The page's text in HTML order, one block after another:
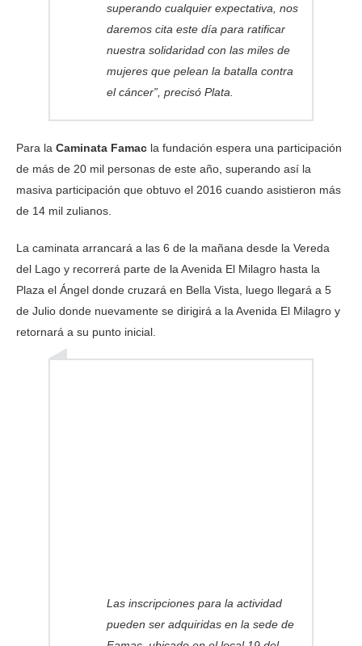
superando cualquier expectativa, nos
daremos cita este día para ratificar
nuestra solidaridad con las miles de
mujeres que pelean la batalla contra
el cáncer”, precisó Plata.
Para la Caminata Famac la fundación espera una participación
de más de 20 mil personas de este año, superando así la
masiva participación que obtuvo el 2016 cuando asistieron más
de 14 mil zulianos.
La caminata arrancará a las 6 de la mañana desde la Vereda
del Lago y recorrerá parte de la Avenida El Milagro hasta la
Plaza el Ángel donde cruzará en Bella Vista, luego llegará a 5
de Julio donde nuevamente se dirigirá a la Avenida El Milagro y
retornará a su punto inicial.
Las inscripciones para la actividad
pueden ser adquiridas en la sede de